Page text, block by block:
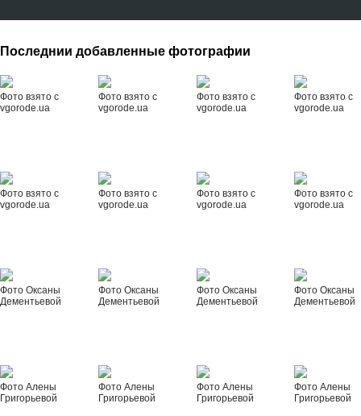
Последнии добавленные фотографии
Фото взято с
vgorode.ua
Фото взято с
vgorode.ua
Фото взято с
vgorode.ua
Фото взято с
vgorode.ua
Фото взято с
vgorode.ua
Фото взято с
vgorode.ua
Фото взято с
vgorode.ua
Фото взято с
vgorode.ua
Фото Оксаны
Дементьевой
Фото Оксаны
Дементьевой
Фото Оксаны
Дементьевой
Фото Оксаны
Дементьевой
Фото Алены
Григорьевой
Фото Алены
Григорьевой
Фото Алены
Григорьевой
Фото Алены
Григорьевой